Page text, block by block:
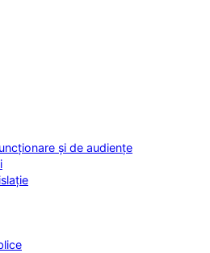
și de audiențe